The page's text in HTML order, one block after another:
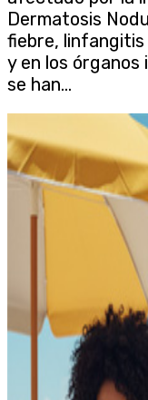
Dermatosis
fiebre, linfangitis
y en los
se han...